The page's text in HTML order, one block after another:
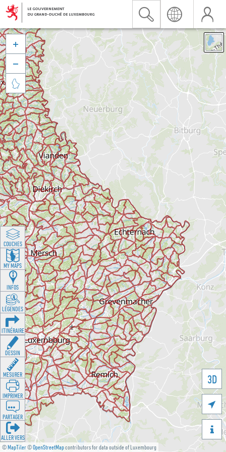
©MapTiler©OpenStreetMapcontributors for data outside of Luxembourg
3D





COUCHES
MY MAPS
INFOS
LÉGENDES
ITINÉRAIRE
DESSIN
MESURER
IMPRIMER
PARTAGER
ALLER VERS